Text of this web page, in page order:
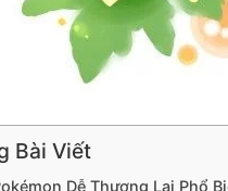
Bài Viết
Dễ Thương Lại Phổ